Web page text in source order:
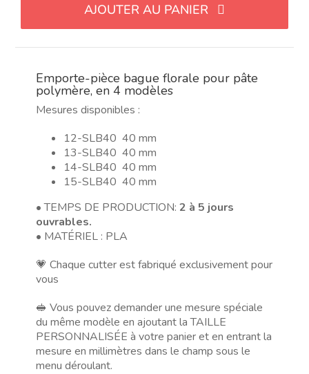
con
forma
de
floral
para
en
4
modelos
AJOUTER AU PANIER
Emporte-pièce bague florale pour pâte
polymère, en 4 modèles
Mesures disponibles :
12-SLB40 40 mm
13-SLB40 40 mm
14-SLB40 40 mm
15-SLB40 40 mm
• TEMPS DE PRODUCTION:2 à 5 jours
ouvrables.
• MATÉRIEL : PLA
💗 Chaque cutter est fabriqué exclusivement pour
vous
🥪 Vous pouvez demander une mesure spéciale
du même modèle en ajoutant la TAILLE
PERSONNALISÉE à votre panier et en entrant la
mesure en millimètres dans le champ sous le
menu déroulant.